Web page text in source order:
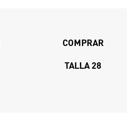
COMPRAR
TALLA 28